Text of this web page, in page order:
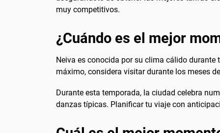
muy competitivos.
¿Cuándo es el mejor
Neiva es conocida por su clima cálido
máximo, considera visitar durante los meses
Durante esta temporada, la ciudad celebra
danzas típicas. Planificar tu viaje con